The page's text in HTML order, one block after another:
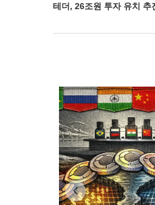
테더, 26조원 투자 유치